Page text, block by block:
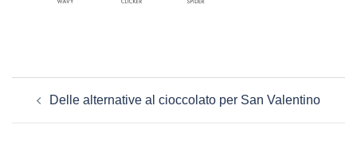
articoloDelle alternative al cioccolato per San Valentino